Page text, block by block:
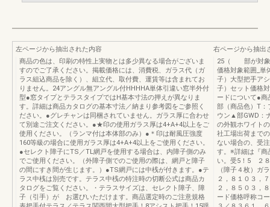
左ページから抽出された内容
商品の色は、印刷の特性上実物とは多少異なる場合がございま
すのでご了承ください。掲載価格には、消費税、ガラス代（ガ
ラス組込商品を除く）、組立代、取付費、運賃等は含まれてお
りません。24アングル無アングル付HHHHA単体引違い窓半外付
型●窓タイプとテラスタイプではH基本寸法の押えが異なりま
す。詳細は商品カタログの基本寸法／納まり参考図をご参照く
ださい。●グレチャンは同梱されていません。ガラス厚に合わせ
て別途ご注文ください。●★印の使用ガラス厚は4+A+4以上をご
使用ください。（ランマ付は本体部のみ）●＊印は耐風圧強度
160等級の場合に使用ガラス厚は4+A+4以上をご使用ください。
●セレクト障子にTS／TL網戸を使用する場合は、内障子側のみ
でご使用ください。（外障子側でのご使用の際は、網戸と障子
の間にすき間が生じます。）●TS網戸には中桟が付きます。●テ
ラス中桟は別売です。テラス中桟の特注時の切断公式は商品カ
タログをご覧ください。・テラスサイズは、セレクト障子、障
子（引手）が お選びいただけます。商品選定時のご注意規格
右ページから抽出
25（ 部が対象
価格対象範囲_単
子）大型把手ア
子）セット価格
ードについて●商
部（商品色）T：
ウン▲部GWD：
の外観ホワイト
社工場出荷まで
ない場合の、受
す。※詳細は『商
い。受5！5 ２
（障子４枚）ガ
２，８１０３，
２，８５０３，
ード価格呼称コ